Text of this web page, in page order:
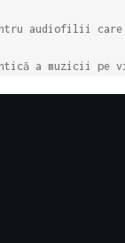
audiofilii
a muzicii pe